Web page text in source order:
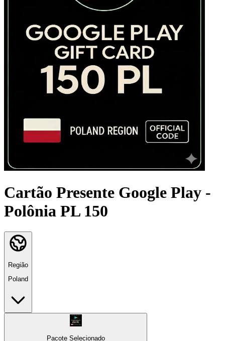
Cartão Presente Google Play -
Polônia PL 150
Região
Poland
Pacote Selecionado